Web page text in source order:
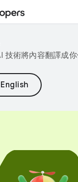
技術將內容翻譯成